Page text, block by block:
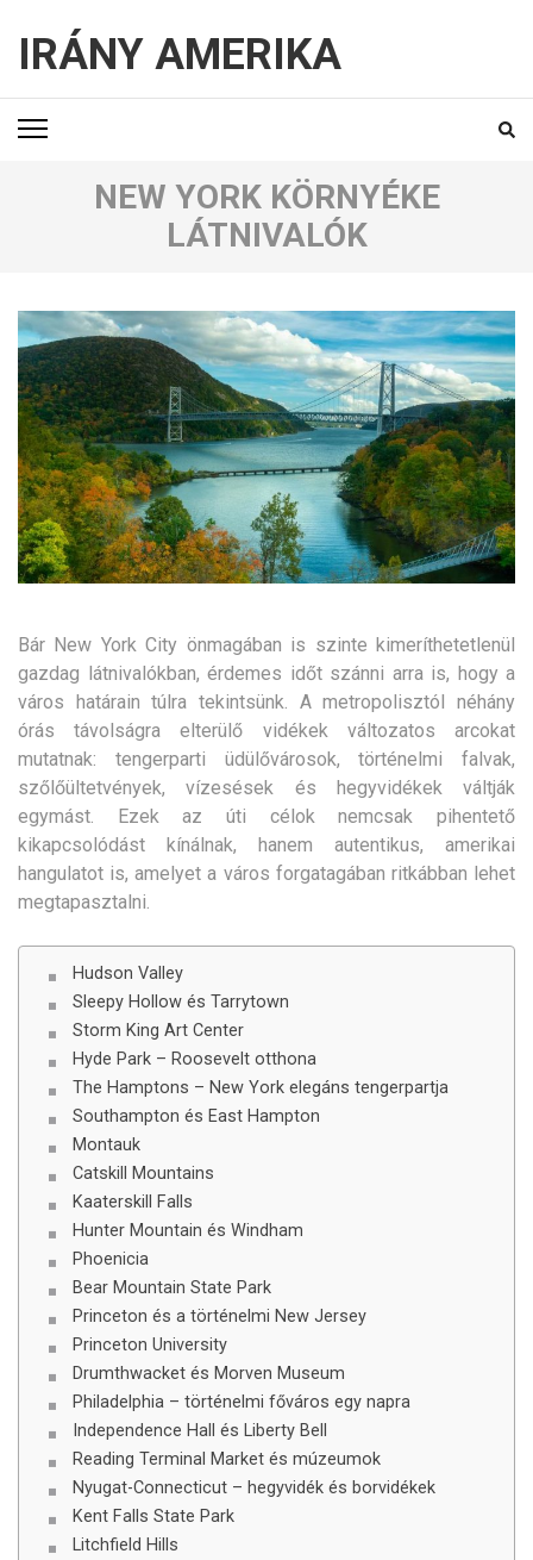
IRÁNY AMERIKA
NEW YORK KÖRNYÉKE
LÁTNIVALÓK
Bár New York City önmagában is szinte kimeríthetetlenül
gazdag látnivalókban, érdemes időt szánni arra is, hogy a
város határain túlra tekintsünk. A metropolisztól néhány
órás távolságra elterülő vidékek változatos arcokat
mutatnak: tengerparti üdülővárosok, történelmi falvak,
szőlőültetvények, vízesések és hegyvidékek váltják
egymást. Ezek az úti célok nemcsak pihentető
kikapcsolódást kínálnak, hanem autentikus, amerikai
hangulatot is, amelyet a város forgatagában ritkábban lehet
megtapasztalni.
Hudson Valley
Sleepy Hollow és Tarrytown
Storm King Art Center
Hyde Park – Roosevelt otthona
The Hamptons – New York elegáns tengerpartja
Southampton és East Hampton
Montauk
Catskill Mountains
Kaaterskill Falls
Hunter Mountain és Windham
Phoenicia
Bear Mountain State Park
Princeton és a történelmi New Jersey
Princeton University
Drumthwacket és Morven Museum
Philadelphia – történelmi főváros egy napra
Independence Hall és Liberty Bell
Reading Terminal Market és múzeumok
Nyugat-Connecticut – hegyvidék és borvidékek
Kent Falls State Park
Litchfield Hills